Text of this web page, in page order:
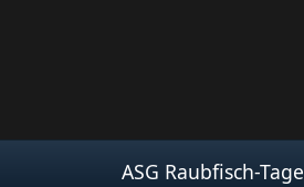
ASG Raubfisch-Tage